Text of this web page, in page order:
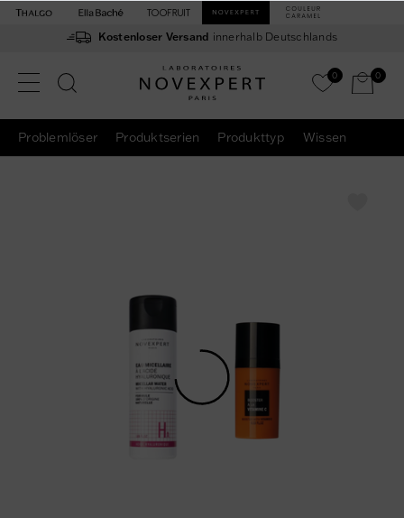
Kostenloser Versand innerhalb Deutschlands
0 0
Problemlöser Produktserien Produkttyp Wissen